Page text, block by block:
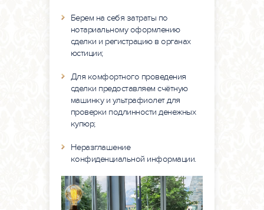
Берем на себя затраты по
нотариальному оформлению
сделки и регистрацию в органах
юстиции;
Для комфортного проведения
сделки предоставляем счётную
машинку и ультрафиолет для
проверки подлинности денежных
купюр;
Неразглашение
конфиденциальной информации.